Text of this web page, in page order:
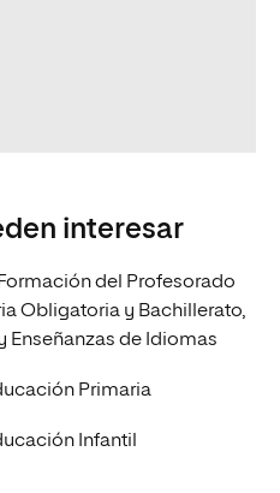
interesar
del Profesorado
Obligatoria y Bachillerato,
Enseñanzas de Idiomas
Primaria
Infantil